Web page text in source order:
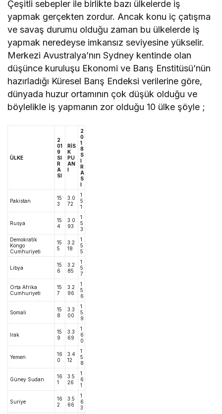
Çeşitli sebepler ile birlikte bazı ülkelerde iş
yapmak gerçekten zordur. Ancak konu iç çatışma
ve savaş durumu olduğu zaman bu ülkelerde iş
yapmak neredeyse imkansız seviyesine yükselir.
Merkezi Avustralya’nın Sydney kentinde olan
düşünce kuruluşu Ekonomi ve Barış Enstitüsü’nün
hazırladığı Küresel Barış Endeksi verilerine göre,
dünyada huzur ortamının çok düşük olduğu ve
böylelikle iş yapmanın zor olduğu 10 ülke şöyle ;
ÜLKE
2
01
9
SI
R
A
SI
RİS
K
PU
AN
I
2
0
1
8
S
I
R
A
S
I
Pakistan
15
3
3.0
72
1
5
1
Rusya
15
4
3.0
93
1
5
3
Demokratik
Kongo
Cumhuriyeti
15
5
3.2
18
1
5
5
Libya
15
6
3.2
85
1
5
7
Orta Afrika
Cumhuriyeti
15
7
3.2
96
1
5
6
Somali
15
8
3.3
00
1
5
9
Irak
15
9
3.3
69
1
6
0
Yemen
16
0
3.4
12
1
5
8
Güney Sudan
16
1
3.5
26
1
6
1
Suriye
16
2
3.5
66
1
6
3